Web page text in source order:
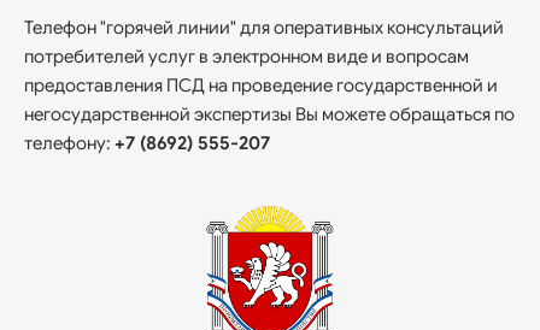
Телефон "горячей линии" для оперативных консультаций
потребителей услуг в электронном виде и вопросам
предоставления ПСД на проведение государственной и
негосударственной экспертизы Вы можете обращаться по
телефону: +7 (8692) 555-207